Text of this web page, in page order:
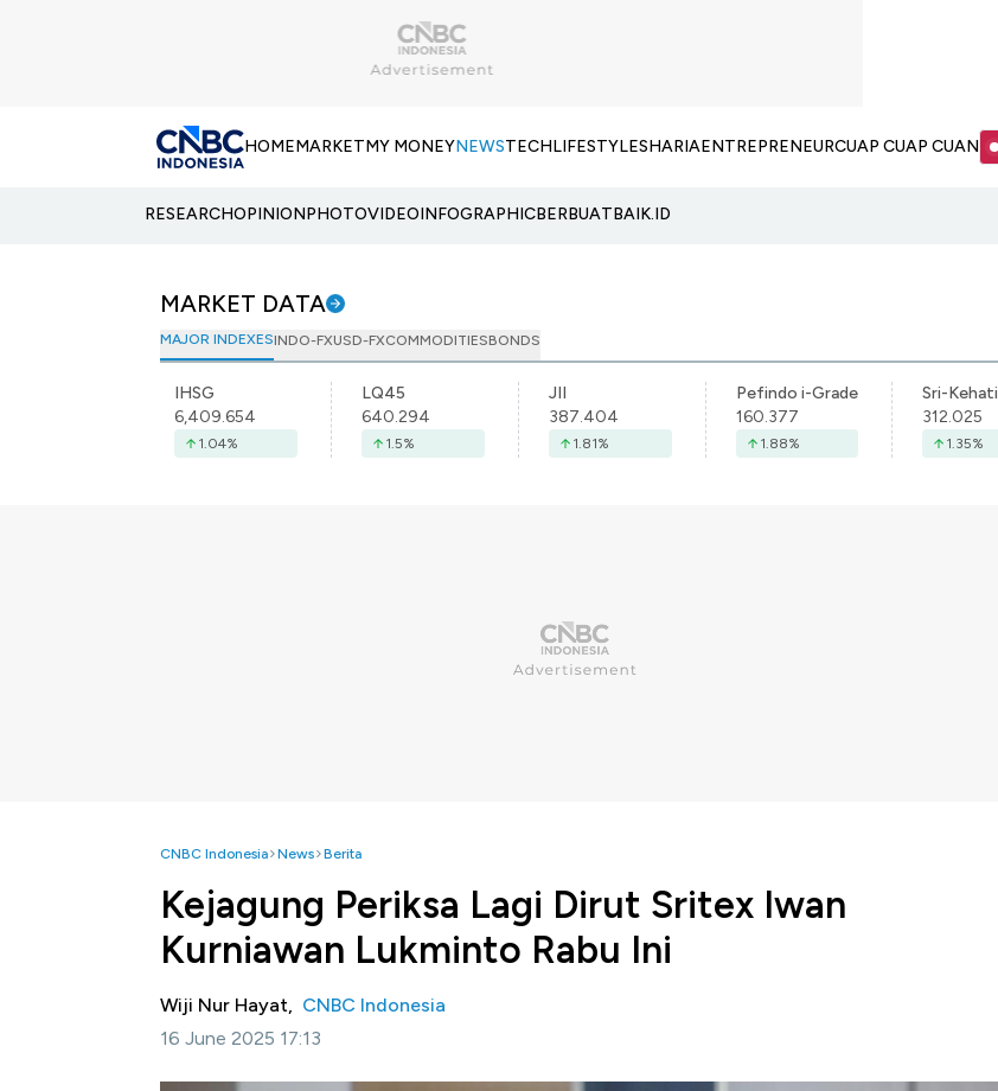
HOMEMARKETMY MONEYNEWSTECHLIFESTYLESHARIAENTREPRENEURCUAP CUAP CUAN
RESEARCHOPINIONPHOTOVIDEOINFOGRAPHICBERBUATBAIK.ID
MARKET DATA
MAJOR INDEXESINDO-FXUSD-FXCOMMODITIESBONDS
IHSG
6,409.654
1.04%
LQ45
640.294
1.5%
JII
387.404
1.81%
Pefindo i-Grade
160.377
1.88%
Sri-Kehati
312.025
1.35%
CNBC Indonesia News Berita
Kejagung Periksa Lagi Dirut Sritex Iwan
Kurniawan Lukminto Rabu Ini
Wiji Nur Hayat, CNBC Indonesia
16 June 2025 17:13